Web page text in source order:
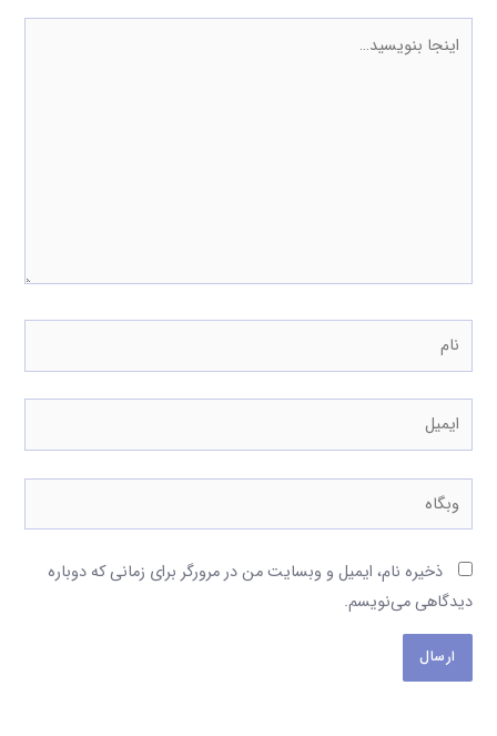
بنویسید…
نام
ایمیل
وبگاه
ذخیره نام، ایمیل و وبسایت من در مرورگر برای زمانی که دوباره
دیدگاهی می‌نویسم.